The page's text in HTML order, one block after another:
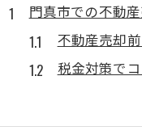
門真市での不動
不動産売却
税金対策で
門真市特有
税理士の活